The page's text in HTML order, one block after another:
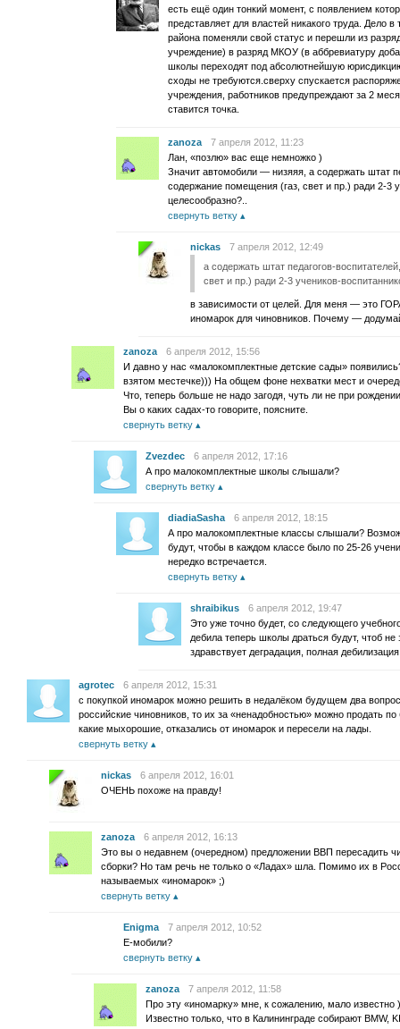
есть ещё один тонкий момент, с появлением
представляет для властей никакого труда. Дело
района поменяли свой статус и перешли из
учреждение) в разряд МКОУ (в аббревиатуру
школы переходят под абсолютнейшую
сходы не требуются.сверху спускается
учреждения, работников предупреждают за 2
ставится точка.
zanoza
7 апреля 2012, 11:23
Лан, «позлю» вас еще немножко )
Значит автомобили — низяяя, а содержать штат
содержание помещения (газ, свет и пр.) ради 2-3
целесообразно?..
свернуть ветку
nickas
7 апреля 2012, 12:49
а содержать штат педагогов-
свет и пр.) ради 2-3 учеников-
в зависимости от целей. Для меня — это
иномарок для чиновников. Почему —
zanoza
6 апреля 2012, 15:56
И давно у нас «малокомплектные детские сады»
взятом местечке))) На общем фоне нехватки мест и
Что, теперь больше не надо загодя, чуть ли не при
Вы о каких садах-то говорите, поясните.
свернуть ветку
Zvezdec
6 апреля 2012, 17:16
А про малокомплектные школы слышали?
свернуть ветку
diadiaSasha
6 апреля 2012, 18:15
А про малокомплектные классы слышали?
будут, чтобы в каждом классе было по 25-26
нередко встречается.
свернуть ветку
shraibikus
6 апреля 2012, 19:47
Это уже точно будет, со следующего
дебила теперь школы драться будут, чтоб
здравствует деградация, полная
agrotec
6 апреля 2012, 15:31
с покупкой иномарок можно решить в недалёком будущем два
российские чиновников, то их за «ненадобностью» можно продать
какие мыхорошие, отказались от иномарок и пересели на лады.
свернуть ветку
nickas
6 апреля 2012, 16:01
ОЧЕНЬ похоже на правду!
zanoza
6 апреля 2012, 16:13
Это вы о недавнем (очередном) предложении ВВП пересадить
сборки? Но там речь не только о «Ладах» шла. Помимо их в
называемых «иномарок» ;)
свернуть ветку
Enigma
7 апреля 2012, 10:52
Е-мобили?
свернуть ветку
zanoza
7 апреля 2012, 11:58
Про эту «иномарку» мне, к сожалению, мало известно
Известно только, что в Калининграде собирают BMW,